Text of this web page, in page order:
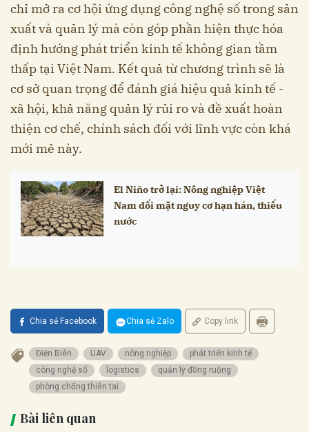
chỉ mở ra cơ hội ứng dụng công nghệ số trong sản
xuất và quản lý mà còn góp phần hiện thực hóa
định hướng phát triển kinh tế không gian tầm
thấp tại Việt Nam. Kết quả từ chương trình sẽ là
cơ sở quan trọng để đánh giá hiệu quả kinh tế -
xã hội, khả năng quản lý rủi ro và đề xuất hoàn
thiện cơ chế, chính sách đối với lĩnh vực còn khá
mới mẻ này.
El Niño trở lại: Nông nghiệp Việt
Nam đối mặt nguy cơ hạn hán, thiếu
nước
Chia sẻ Facebook Chia sẻ Zalo Copy link
Điện Biên UAV nông nghiệp
phát triển kinh tế
công nghệ số
logistics
quản lý đồng ruộng
phòng chống thiên tai
Bài liên quan